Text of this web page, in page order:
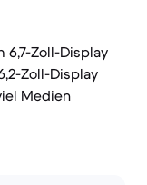
6,7-Zoll-Display
Zoll-Display
Medien